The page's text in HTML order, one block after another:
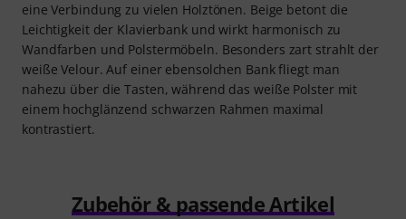
eine Verbindung zu vielen Holztönen. Beige betont die
Leichtigkeit der Klavierbank und wirkt harmonisch zu
Wandfarben und Polstermöbeln. Besonders zart strahlt der
weiße Velour. Auf einer ebensolchen Bank fliegt man
nahezu über die Tasten, während das weiße Polster mit
einem hochglänzend schwarzen Rahmen maximal
kontrastiert.
Zubehör & passende Artikel